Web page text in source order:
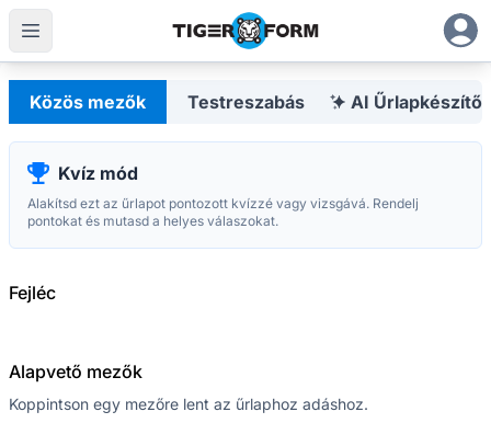
Testreszabható űrlapkészítő integrált QR-kódokkal
Közös mezők
Testreszabás AI Űrlapkészítő
Kvíz mód
Alakítsd ezt az űrlapot pontozott kvízzé vagy vizsgává. Rendelj
pontokat és mutasd a helyes válaszokat.
Fejléc
Alapvető mezők
Koppintson egy mezőre lent az űrlaphoz adáshoz.
A legfejlettebb
QR Form Generator Online
MARADJ A HUROKBAN
tippekről
Hungarian